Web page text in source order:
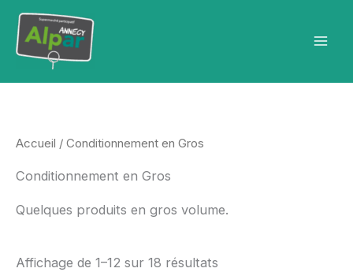
Aller
contenu
Accueil / Conditionnement en Gros
Conditionnement en Gros
Quelques produits en gros volume.
Affichage de 1–12 sur 18 résultats